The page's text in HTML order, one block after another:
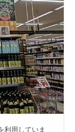
利用していま